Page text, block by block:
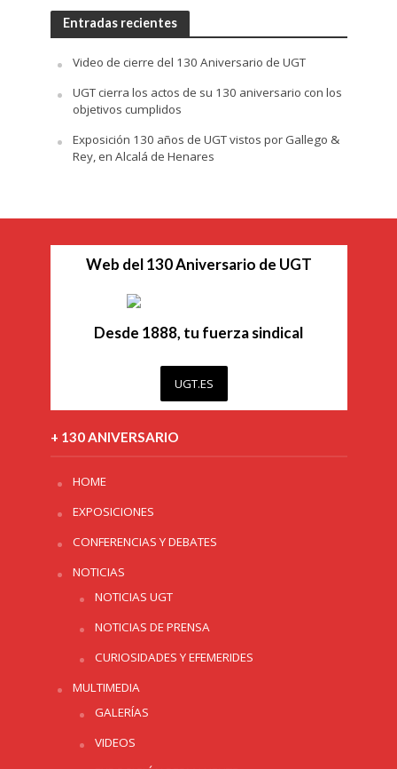
Entradas recientes
Video de cierre del 130 Aniversario de UGT
UGT cierra los actos de su 130 aniversario con los
objetivos cumplidos
Exposición 130 años de UGT vistos por Gallego &
Rey, en Alcalá de Henares
Web del 130 Aniversario de UGT
Desde 1888, tu fuerza sindical
UGT.ES
+ 130 ANIVERSARIO
HOME
EXPOSICIONES
CONFERENCIAS Y DEBATES
NOTICIAS
NOTICIAS UGT
NOTICIAS DE PRENSA
CURIOSIDADES Y EFEMERIDES
MULTIMEDIA
GALERÍAS
VIDEOS